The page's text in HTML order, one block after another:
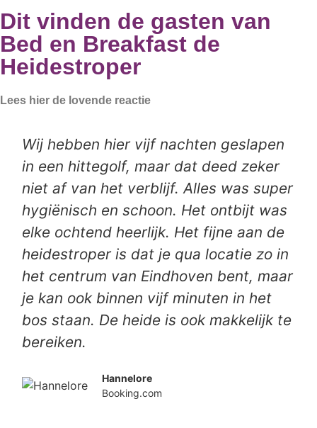
Dit vinden de gasten van
Bed en Breakfast de
Heidestroper
Lees hier de lovende reactie
Wij hebben hier vijf nachten geslapen
in een hittegolf, maar dat deed zeker
niet af van het verblijf. Alles was super
hygiënisch en schoon. Het ontbijt was
elke ochtend heerlijk. Het fijne aan de
heidestroper is dat je qua locatie zo in
het centrum van Eindhoven bent, maar
je kan ook binnen vijf minuten in het
bos staan. De heide is ook makkelijk te
bereiken.
Hannelore
Booking.com